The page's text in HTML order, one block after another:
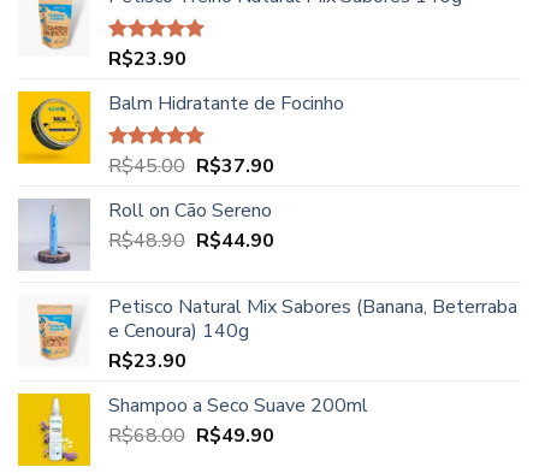
Avaliação
R$23.90
Balm Hidratante de Focinho
Avaliação
R$45.00 O
original
era:
R$37.90O
é:
Roll on Cão Sereno
R$48.90 O
era:
R$48.90.
R$44.90O
é:
Petisco Natural Mix Sabores (Banana, Beterraba
e Cenoura) 140g
R$23.90
Shampoo a Seco Suave 200ml
R$68.00 O
R$49.90O